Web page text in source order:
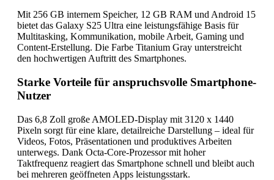
Mit 256 GB internem Speicher, 12 GB RAM und Android 15
bietet das Galaxy S25 Ultra eine leistungsfähige Basis für
Multitasking, Kommunikation, mobile Arbeit, Gaming und
Content-Erstellung. Die Farbe Titanium Gray unterstreicht
den hochwertigen Auftritt des Smartphones.
Starke Vorteile für anspruchsvolle Smartphone-
Nutzer
Das 6,8 Zoll große AMOLED-Display mit 3120 x 1440
Pixeln sorgt für eine klare, detailreiche Darstellung – ideal für
Videos, Fotos, Präsentationen und produktives Arbeiten
unterwegs. Dank Octa-Core-Prozessor mit hoher
Taktfrequenz reagiert das Smartphone schnell und bleibt auch
bei mehreren geöffneten Apps leistungsstark.